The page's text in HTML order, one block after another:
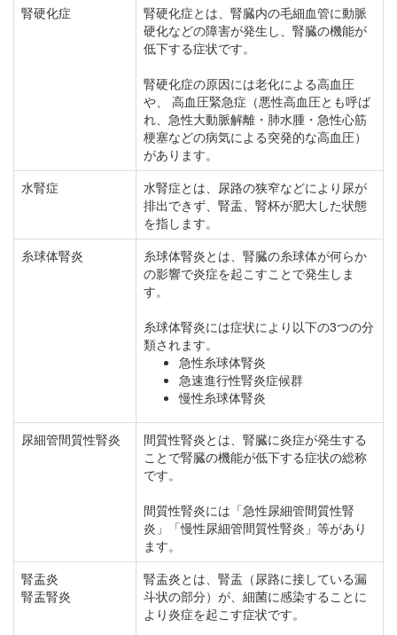
腎硬化症
腎硬化症とは、腎臓内の毛細血管に動脈
硬化などの障害が発生し、腎臓の機能が
低下する症状です。
腎硬化症の原因には老化による高血圧
や、 高血圧緊急症（悪性高血圧とも呼ば
れ、急性大動脈解離・肺水腫・急性心筋
梗塞などの病気による突発的な高血圧）
があります。
水腎症
水腎症とは、尿路の狭窄などにより尿が
排出できず、腎盂、腎杯が肥大した状態
を指します。
糸球体腎炎
糸球体腎炎とは、腎臓の糸球体が何らか
の影響で炎症を起こすことで発生しま
す。
糸球体腎炎には症状により以下の3つの分
類されます。
急性糸球体腎炎
急速進行性腎炎症候群
慢性糸球体腎炎
尿細管間質性腎炎
間質性腎炎とは、腎臓に炎症が発生する
ことで腎臓の機能が低下する症状の総称
です。
間質性腎炎には「急性尿細管間質性腎
炎」「慢性尿細管間質性腎炎」等があり
ます。
腎盂炎
腎盂腎炎
腎盂炎とは、腎盂（尿路に接している漏
斗状の部分）が、細菌に感染することに
より炎症を起こす症状です。